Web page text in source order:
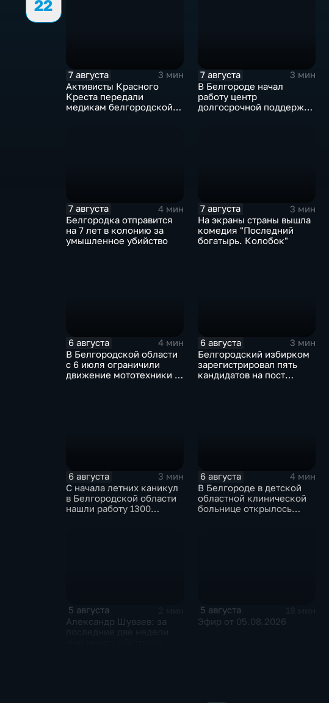
22
7 августа
3 мин
Активисты Красного
Креста передали
медикам белгородской
7 августа
3 мин
В Белгороде начал
работу центр
долгосрочной поддержки
7 августа
4 мин
Белгородка отправится
на 7 лет в колонию за
умышленное убийство
7 августа
3 мин
На экраны страны вышла
комедия "Последний
богатырь. Колобок"
6 августа
4 мин
В Белгородской области
с 6 июля ограничили
движение мототехники в
6 августа
3 мин
Белгородский избирком
зарегистрировал пять
кандидатов на пост
6 августа
3 мин
С начала летних каникул
в Белгородской области
нашли работу 1300
6 августа
4 мин
В Белгороде в детской
областной клинической
больнице открылось
5 августа
Александр Шуваев: за
5 августа
Эфир от 05.08.2026